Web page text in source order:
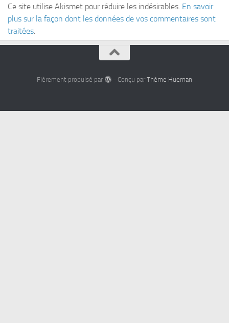
Ce site utilise Akismet pour réduire les indésirables. En savoir
plus sur la façon dont les données de vos commentaires sont
traitées.
Fièrement propulsé par - Conçu par Thème Hueman